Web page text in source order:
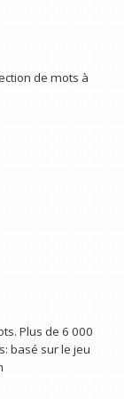
de mots à
Plus de 6 000
basé sur le jeu